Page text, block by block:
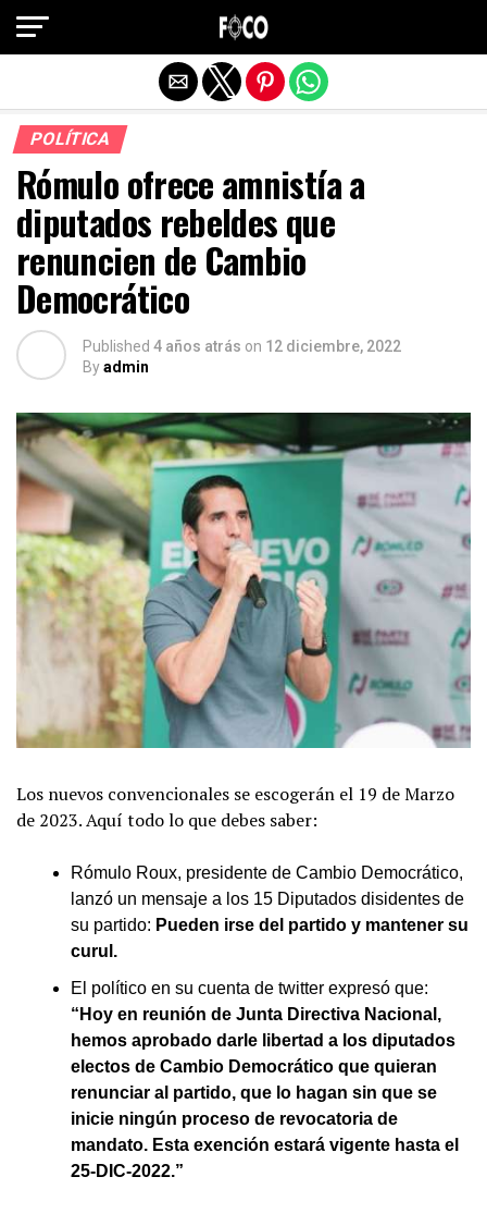
POLÍTICA
Rómulo ofrece amnistía a
diputados rebeldes que
renuncien de Cambio
Democrático
Published 4 años atrás on 12 diciembre, 2022
Byadmin
Los nuevos convencionales se escogerán el 19 de Marzo
de 2023. Aquí todo lo que debes saber:
Rómulo Roux, presidente de Cambio Democrático,
lanzó un mensaje a los 15 Diputados disidentes de
su partido: Pueden irse del partido y mantener su
curul.
El político en su cuenta de twitter expresó que:
“Hoy en reunión de Junta Directiva Nacional,
hemos aprobado darle libertad a los diputados
electos de Cambio Democrático que quieran
renunciar al partido, que lo hagan sin que se
inicie ningún proceso de revocatoria de
mandato. Esta exención estará vigente hasta el
25-DIC-2022.”
Salir de la versión móvil